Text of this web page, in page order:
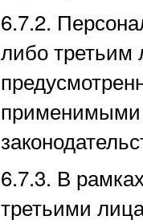
6.7.2.
либо третьим
6.7.3. В
третьими